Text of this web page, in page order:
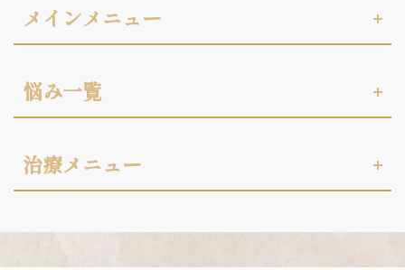
メインメニュー
悩み一覧
治療メニュー